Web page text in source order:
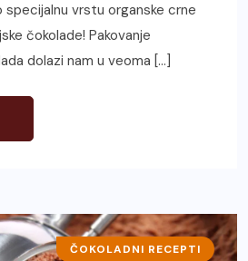
specijalnu vrstu organske crne
čokolade! Pakovanje
dolazi nam u veoma […]
ČOKOLADNI RECEPTI